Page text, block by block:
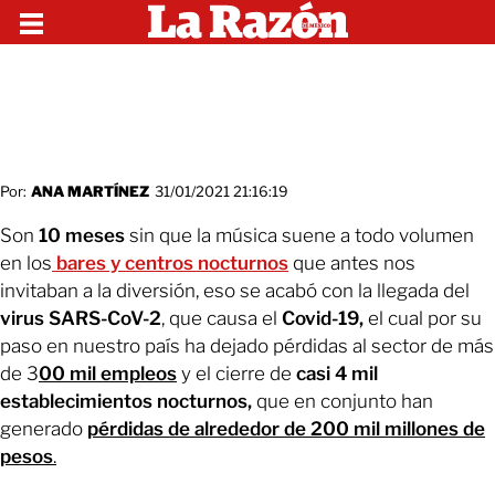
Por: ANA MARTÍNEZ 31/01/2021 21:16:19
Son 10 meses sin que la música suene a todo volumen
en los bares y centros nocturnos que antes nos
invitaban a la diversión, eso se acabó con la llegada del
virus SARS-CoV-2, que causa el Covid-19, el cual por su
paso en nuestro país ha dejado pérdidas al sector de más
de 300 mil empleos y el cierre de casi 4 mil
establecimientos nocturnos, que en conjunto han
generado pérdidas de alrededor de 200 mil millones de
pesos.